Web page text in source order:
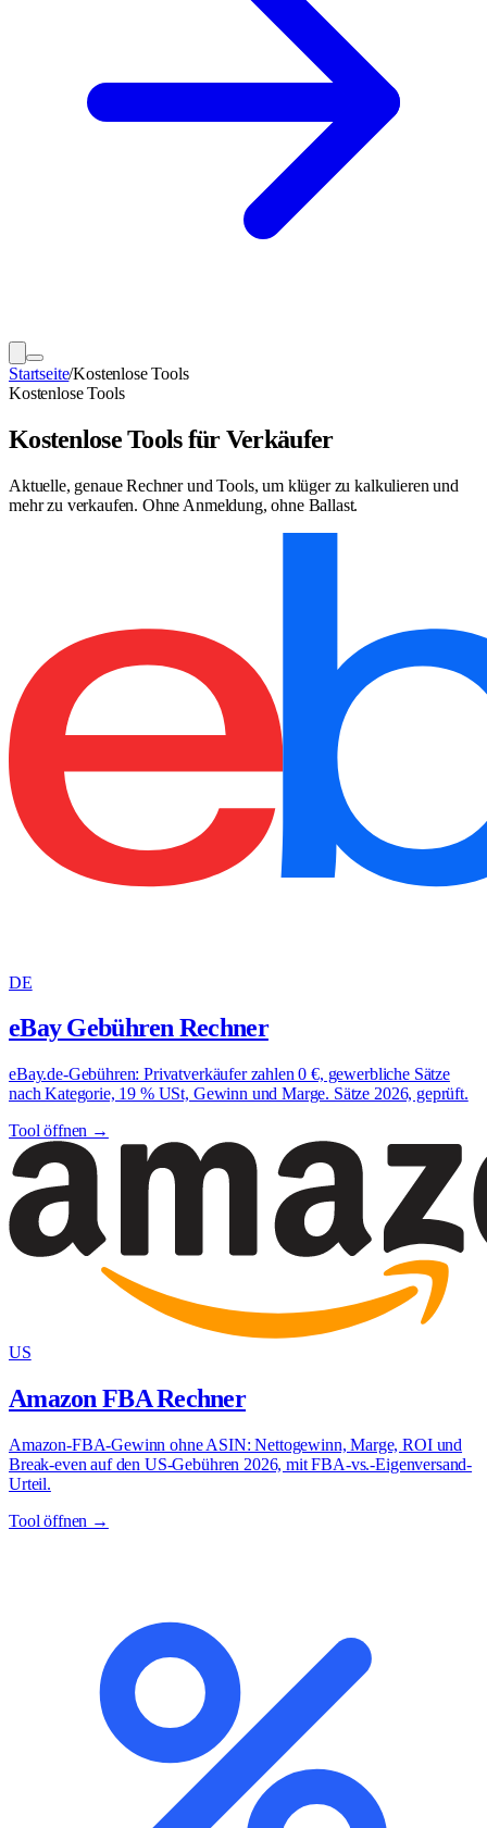
Startseite/Kostenlose Tools
Kostenlose Tools
Kostenlose Tools für Verkäufer
Aktuelle, genaue Rechner und Tools, um klüger zu kalkulieren und
mehr zu verkaufen. Ohne Anmeldung, ohne Ballast.
DE
eBay Gebühren Rechner
eBay.de-Gebühren: Privatverkäufer zahlen 0 €, gewerbliche Sätze
nach Kategorie, 19 % USt, Gewinn und Marge. Sätze 2026, geprüft.
Tool öffnen →
US
Amazon FBA Rechner
Amazon-FBA-Gewinn ohne ASIN: Nettogewinn, Marge, ROI und
Break-even auf den US-Gebühren 2026, mit FBA-vs.-Eigenversand-
Urteil.
Tool öffnen →